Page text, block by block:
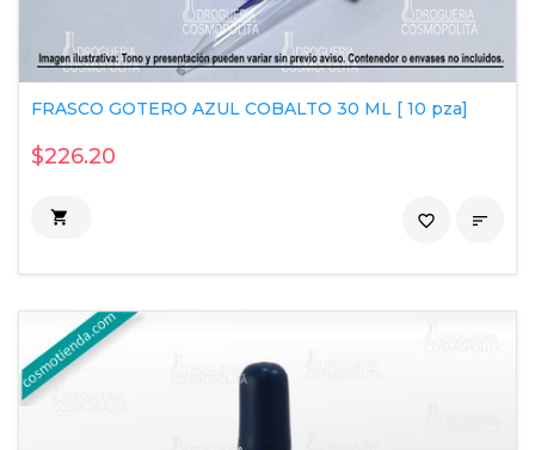
FRASCO GOTERO AZUL COBALTO 30 ML [ 10 pza]
$226.20
 
favorite_border